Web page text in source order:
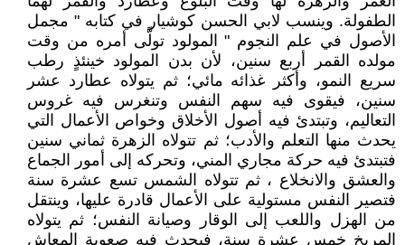
الطفولة. وينسب لابي الحسن كوشيار في كتابه " مجمل
الأصول في علم النجوم " المولود تولَّى أمره من وقت
مولده القمر أربع سنين، لأن بدن المولود خينئذٍ رطب
سريع النمو، وأكثر غذائه مائي؛ ثم يتولاه عطارد عشر
سنين، فيقوى فيه سهم النفس وتنغرس فيه غروس
التعاليم، وتبتدئ فيه أصول الأخلاق وخواص الأعمال التي
يحدث منها التعلم والأدب؛ ثم تتولاه الزهرة ثماني سنين
فتبتدئ فيه حركة مجاري المني، وتحركه إلى أمور الجماع
والعشق والانخلاع ، ثم تتولاه الشمس تسع عشرة سنة
فتصير النفس مستولية على الأعمال قادرة عليها، وينتقل
من الهزل واللعب إلى الوقار وصيانة النفس؛ ثم يتولاه
المريخ خمس عشرة سنة، فيحدث فيه صعوبة المعاش